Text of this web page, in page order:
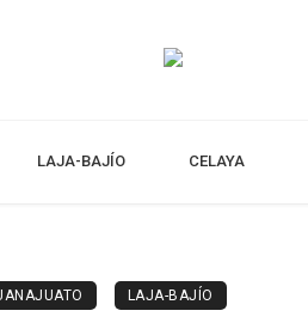
LAJA-BAJÍO CELAYA
LAJA-BAJÍO